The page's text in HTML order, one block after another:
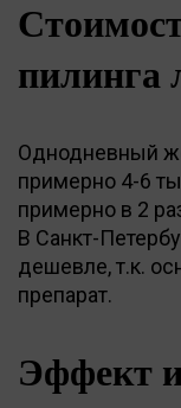
пилинга
Однодневный
примерно 4-6
примерно в 2
В Санкт-
дешевле, т.к.
препарат.
Эффект и